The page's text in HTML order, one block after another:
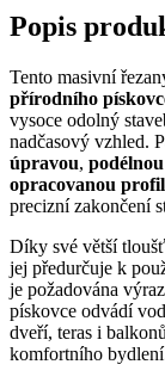
Popis
Tento masivní
přírodního
vysoce odolný
nadčasový vzhled.
úpravou,
opracovanou
precizní zakončení
Díky své větší
jej předurčuje k
je požadována
pískovce odvádí
dveří, teras i
komfortního